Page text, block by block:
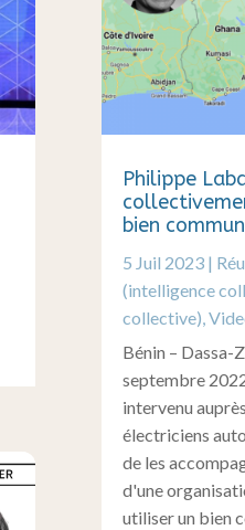
Philippe
bien commun
5 Juil 2023|
(intelligence
collective),
Bénin – Dassa-
septembre
intervenu
électriciens
de les
d'une
utiliser un bien